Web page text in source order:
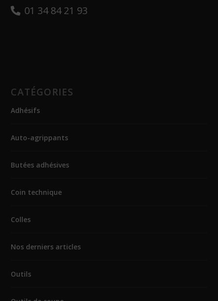
01 34 84 21 93
CATÉGORIES
Adhésifs
Auto-agrippants
Butées adhésives
Coin technique
Colles
Nos derniers articles
Outils